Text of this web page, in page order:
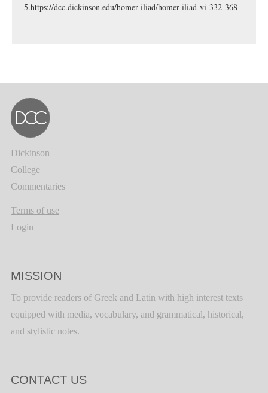
5.https://dcc.dickinson.edu/homer-iliad/homer-iliad-vi-332-368
Dickinson
College
Commentaries
Terms of use
Login
MISSION
To provide readers of Greek and Latin with high interest texts
equipped with media, vocabulary, and grammatical, historical,
and stylistic notes.
CONTACT US